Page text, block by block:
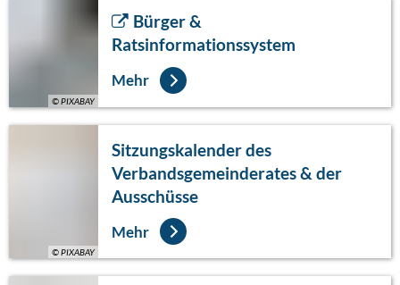
© PIXABAY
Bürger &
Ratsinformationssystem
Mehr
© PIXABAY
Sitzungskalender des
Verbandsgemeinderates & der
Ausschüsse
Mehr